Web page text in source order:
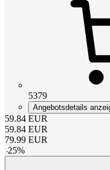
5379
Angebotsdetails
59.84 EUR
59.84 EUR
79.99 EUR
-25%